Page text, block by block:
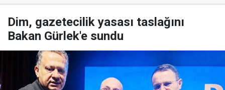
Dim, gazetecilik yasası taslağını
Bakan Gürlek'e sundu